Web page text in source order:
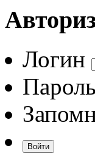
Логин
Пароль